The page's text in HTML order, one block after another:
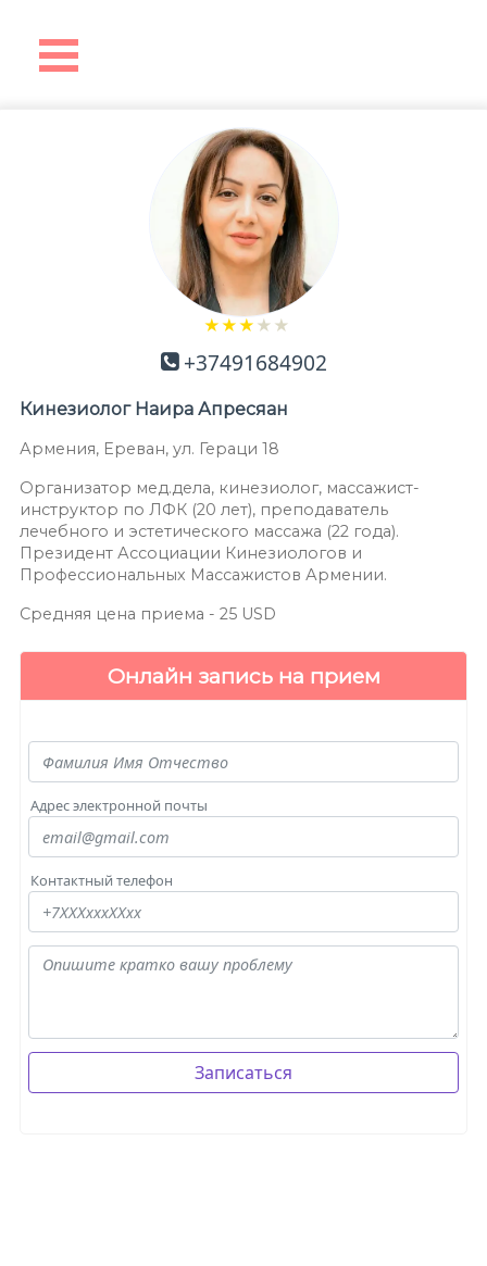
★★★ ★ ★
+37491684902
Кинезиолог Наира Апресяан
Армения, Ереван, ул. Гераци 18
Организатор мед.дела, кинезиолог, массажист-
инструктор по ЛФК (20 лет), преподаватель
лечебного и эстетического массажа (22 года).
Президент Ассоциации Кинезиологов и
Профессиональных Массажистов Армении.
Средняя цена приема - 25 USD
Онлайн запись на прием
Адрес электронной почты
Контактный телефон
Записаться